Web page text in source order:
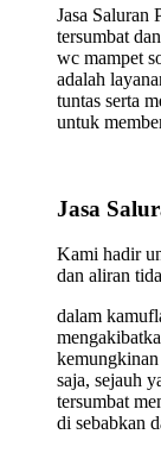
Jasa Saluran
tersumbat
wc mampet
adalah
tuntas serta
untuk
Jasa
Kami hadir
dan aliran
dalam
kemungkinan
saja, sejauh
tersumbat
di sebabkan